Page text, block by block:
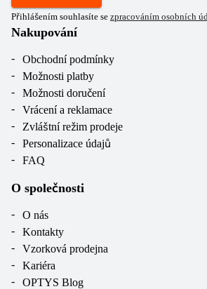
Přihlášením souhlasíte se zpracováním osobních
Nakupování
Obchodní podmínky
Možnosti platby
Možnosti doručení
Vrácení a reklamace
Zvláštní režim prodeje
Personalizace údajů
FAQ
O společnosti
O nás
Kontakty
Vzorková prodejna
Kariéra
OPTYS Blog